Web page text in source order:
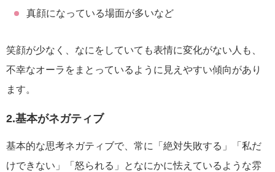
真顔になっている場面が多いなど
笑顔が少なく、なにをしていても表情に変化がない人も、
不幸なオーラをまとっているように見えやすい傾向があり
ます。
2.基本がネガティブ
基本的な思考ネガティブで、常に「絶対失敗する」「私だ
けできない」「怒られる」となにかに怯えているような雰